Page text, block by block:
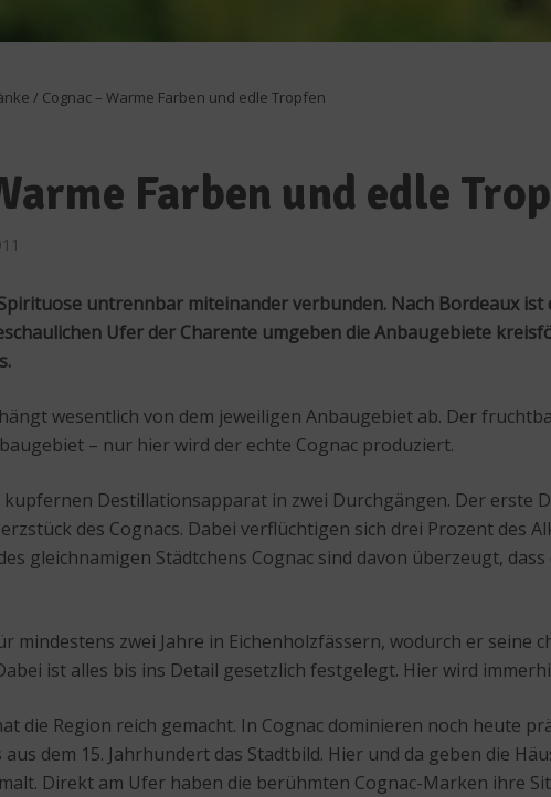
/ Cognac – Warme Farben und edle Tropfen
Farben und edle
untrennbar miteinander verbunden. Nach Bordeaux
Ufer der Charente umgeben die Anbaugebiete
wesentlich von dem jeweiligen Anbaugebiet ab. Der
– nur hier wird der echte Cognac produziert.
Destillationsapparat in zwei Durchgängen. Der erste
des Cognacs. Dabei verflüchtigen sich drei Prozent des
gleichnamigen Städtchens Cognac sind davon überzeugt,
mindestens zwei Jahre in Eichenholzfässern, wodurch er seine
ist alles bis ins Detail gesetzlich festgelegt. Hier wird
die Region reich gemacht. In Cognac dominieren noch heute
aus dem 15. Jahrhundert das Stadtbild. Hier und da geben die
Direkt am Ufer haben die berühmten Cognac-Marken ihre